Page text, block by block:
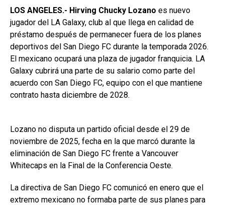
LOS ANGELES.- Hirving Chucky Lozano es nuevo
jugador del LA Galaxy, club al que llega en calidad de
préstamo después de permanecer fuera de los planes
deportivos del San Diego FC durante la temporada 2026.
El mexicano ocupará una plaza de jugador franquicia. LA
Galaxy cubrirá una parte de su salario como parte del
acuerdo con San Diego FC, equipo con el que mantiene
contrato hasta diciembre de 2028.
Lozano no disputa un partido oficial desde el 29 de
noviembre de 2025, fecha en la que marcó durante la
eliminación de San Diego FC frente a Vancouver
Whitecaps en la Final de la Conferencia Oeste.
La directiva de San Diego FC comunicó en enero que el
extremo mexicano no formaba parte de sus planes para